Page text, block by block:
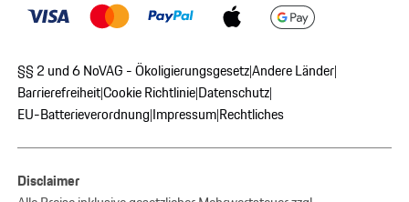
§§ 2 und 6 NoVAG - Ökoligierungsgesetz|Andere Länder|
Barrierefreiheit|Cookie Richtlinie|Datenschutz|
EU-Batterieverordnung|Impressum|Rechtliches
Disclaimer